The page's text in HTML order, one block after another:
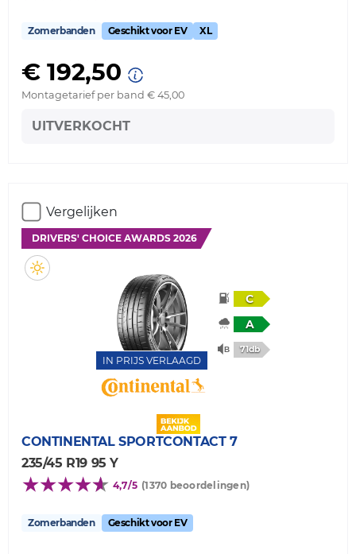
Zomerbanden Geschikt voor EV XL
€ 192,50
Montagetarief per band € 45,00
UITVERKOCHT
Vergelijken
DRIVERS' CHOICE AWARDS 2026
IN PRIJS VERLAAGD
C
A
71db
CONTINENTAL SPORTCONTACT 7
235/45 R19 95 Y
4,7/5 (1370 beoordelingen)
Zomerbanden Geschikt voor EV